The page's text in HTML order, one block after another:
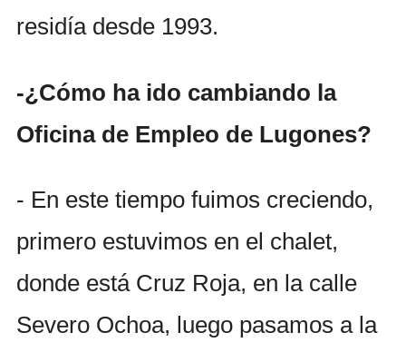
residía desde 1993.
-¿Cómo ha ido cambiando la
Oficina de Empleo de Lugones?
- En este tiempo fuimos creciendo,
primero estuvimos en el chalet,
donde está Cruz Roja, en la calle
Severo Ochoa, luego pasamos a la